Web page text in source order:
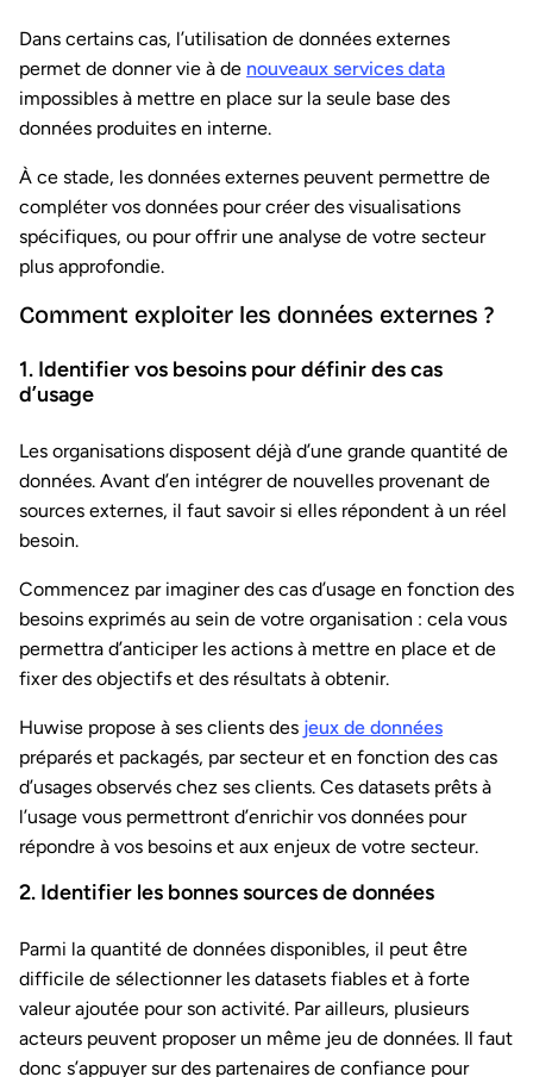
Dans certains cas, l’utilisation de données externes
permet de donner vie à de nouveaux services data
impossibles à mettre en place sur la seule base des
données produites en interne.
À ce stade, les données externes peuvent permettre de
compléter vos données pour créer des visualisations
spécifiques, ou pour offrir une analyse de votre secteur
plus approfondie.
Comment exploiter les données externes ?
1. Identifier vos besoins pour définir des cas
d’usage
Les organisations disposent déjà d’une grande quantité de
données. Avant d’en intégrer de nouvelles provenant de
sources externes, il faut savoir si elles répondent à un réel
besoin.
Commencez par imaginer des cas d’usage en fonction des
besoins exprimés au sein de votre organisation : cela vous
permettra d’anticiper les actions à mettre en place et de
fixer des objectifs et des résultats à obtenir.
Huwise propose à ses clients des jeux de données
préparés et packagés, par secteur et en fonction des cas
d’usages observés chez ses clients. Ces datasets prêts à
l’usage vous permettront d’enrichir vos données pour
répondre à vos besoins et aux enjeux de votre secteur.
2. Identifier les bonnes sources de données
Parmi la quantité de données disponibles, il peut être
difficile de sélectionner les datasets fiables et à forte
valeur ajoutée pour son activité. Par ailleurs, plusieurs
acteurs peuvent proposer un même jeu de données. Il faut
donc s’appuyer sur des partenaires de confiance pour